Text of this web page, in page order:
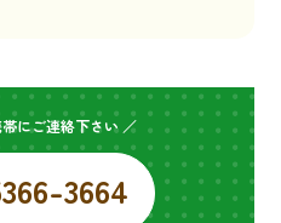
にご連絡下さい ／
3664